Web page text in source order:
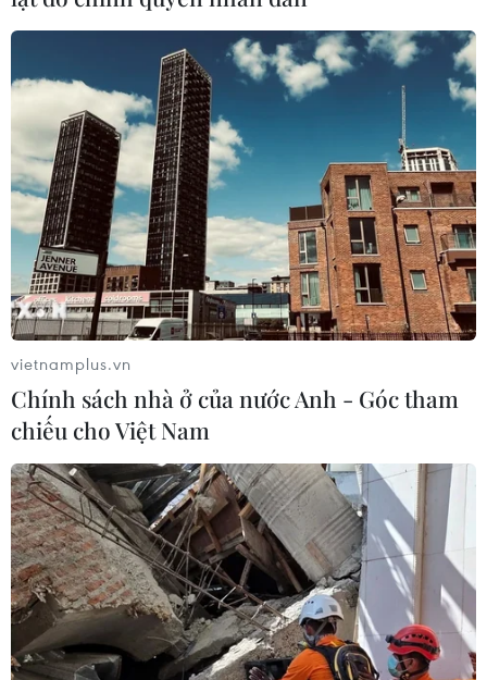
vietnamplus.vn
Chính sách nhà ở của nước Anh - Góc tham
chiếu cho Việt Nam